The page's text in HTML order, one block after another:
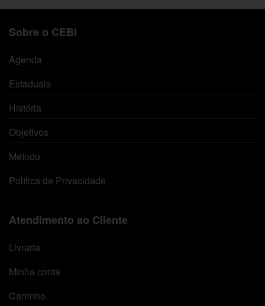
Sobre o CEBI
Agenda
Estaduais
História
Objetivos
Método
Política de Privacidade
Atendimento ao Cliente
Livraria
Minha conta
Carrinho